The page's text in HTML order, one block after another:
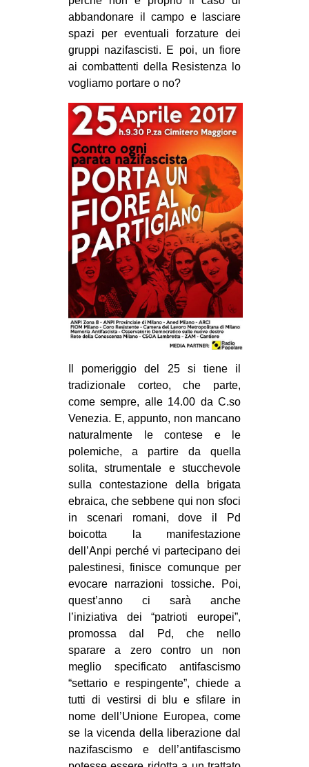
abbandonare il campo e lasciare
spazi per eventuali forzature dei
gruppi nazifascisti. E poi, un fiore
ai combattenti della Resistenza lo
vogliamo portare o no?
Il pomeriggio del 25 si tiene il
tradizionale corteo, che parte,
come sempre, alle 14.00 da C.so
Venezia. E, appunto, non mancano
naturalmente le contese e le
polemiche, a partire da quella
solita, strumentale e stucchevole
sulla contestazione della brigata
ebraica, che sebbene qui non sfoci
in scenari romani, dove il Pd
boicotta la manifestazione
dell’Anpi perché vi partecipano dei
palestinesi, finisce comunque per
evocare narrazioni tossiche. Poi,
quest’anno ci sarà anche
l’iniziativa dei “patrioti europei”,
promossa dal Pd, che nello
sparare a zero contro un non
meglio specificato antifascismo
“settario e respingente”, chiede a
tutti di vestirsi di blu e sfilare in
nome dell’Unione Europea, come
se la vicenda della liberazione dal
nazifascismo e dell’antifascismo